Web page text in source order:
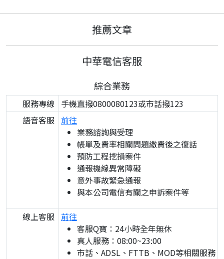
推薦文章
中華電信客服
綜合業務
服務專線
手機直撥0800080123或市話撥123
語音客服 前往
業務諮詢與受理
帳單及費率相關問題繳費後之復話
預防工程挖損案件
通報機線異常障礙
意外事故緊急通報
與本公司電信有關之申訴案件等
線上客服 前往
客服Q寶：24小時全年無休
真人服務：08:00~23:00
市話、ADSL、FTTB、MOD等相關服務